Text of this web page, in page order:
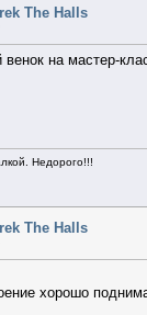
The Halls
венок на мастер-
Недорого!!!
The Halls
хорошо